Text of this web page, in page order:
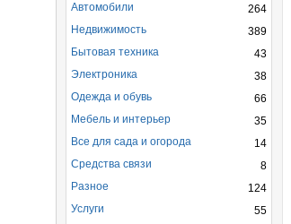
264
Автомобили
389
Недвижимость
43
Бытовая техника
38
Электроника
66
Одежда и обувь
35
Мебель и интерьер
14
Все для сада и огорода
8
Средства связи
124
Разное
55
Услуги